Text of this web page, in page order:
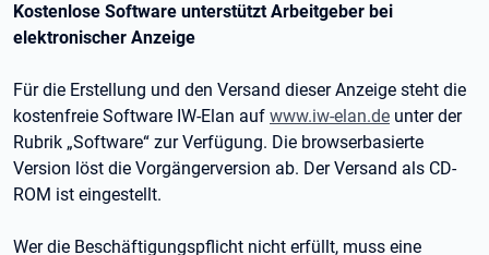
Kostenlose Software unterstützt Arbeitgeber bei
elektronischer Anzeige
Für die Erstellung und den Versand dieser Anzeige steht die
kostenfreie Software IW-Elan auf www.iw-elan.de unter der
Rubrik „Software“ zur Verfügung. Die browserbasierte
Version löst die Vorgängerversion ab. Der Versand als CD-
ROM ist eingestellt.
Wer die Beschäftigungspflicht nicht erfüllt, muss eine